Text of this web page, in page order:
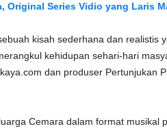
Original Series Vidio yang Laris
kisah sederhana dan realistis
kehidupan sehari-hari
dan produser Pertunjukan
Cemara dalam format musikal